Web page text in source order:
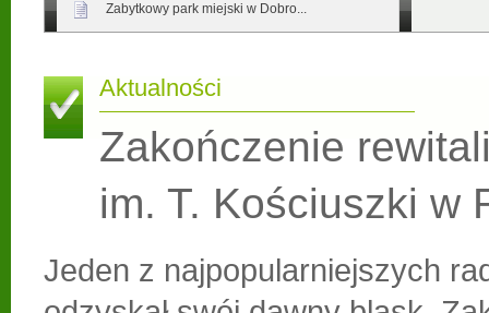
Zabytkowy park miejski w Dobro...
Aktualności
Zakończenie
im. T. Kościuszki w
Jeden z najpopularniejszych